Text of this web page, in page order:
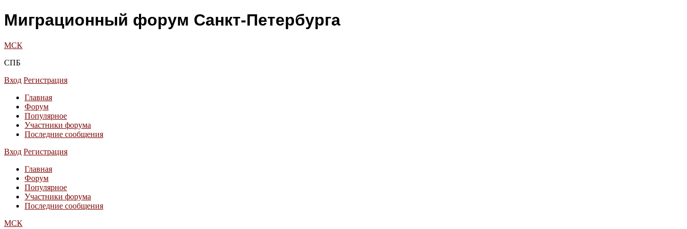
Миграционный форум Санкт-Петербурга
МСК
СПБ
Вход Регистрация
Главная
Форум
Популярное
Участники форума
Последние сообщения
Вход Регистрация
Главная
Форум
Популярное
Участники форума
Последние сообщения
МСК